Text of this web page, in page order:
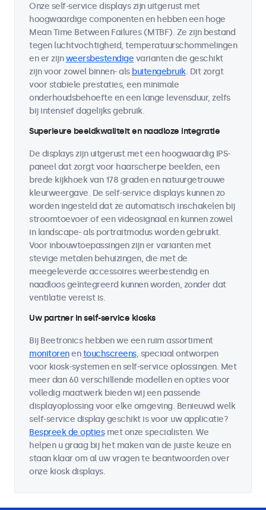
Onze self-service displays zijn uitgerust met
hoogwaardige componenten en hebben een hoge
Mean Time Between Failures (MTBF). Ze zijn bestand
tegen luchtvochtigheid, temperatuurschommelingen
en er zijnweersbestendige varianten die geschikt
zijn voor zowel binnen- als buitengebruik. Dit zorgt
voor stabiele prestaties, een minimale
onderhoudsbehoefte en een lange levensduur, zelfs
bij intensief dagelijks gebruik.
Superieure beeldkwaliteit en naadloze integratie
De displays zijn uitgerust met een hoogwaardig IPS-
paneel dat zorgt voor haarscherpe beelden, een
brede kijkhoek van 178 graden en natuurgetrouwe
kleurweergave. De self-service displays kunnen zo
worden ingesteld dat ze automatisch inschakelen bij
stroomtoevoer of een videosignaal en kunnen zowel
in landscape- als portraitmodus worden gebruikt.
Voor inbouwtoepassingen zijn er varianten met
stevige metalen behuizingen, die met de
meegeleverde accessoires weerbestendig en
naadloos geïntegreerd kunnen worden, zonder dat
ventilatie vereist is.
Uw partner in self-service kiosks
Bij Beetronics hebben we een ruim assortiment
monitorenentouchscreens, speciaal ontworpen
voor kiosk-systemen en self-service oplossingen. Met
meer dan 60 verschillende modellen en opties voor
volledig maatwerk bieden wij een passende
displayoplossing voor elke omgeving. Benieuwd welk
self-service display geschikt is voor uw applicatie?
Bespreek de optiesmet onze specialisten. We
helpen u graag bij het maken van de juiste keuze en
staan klaar om al uw vragen te beantwoorden over
onze kiosk displays.